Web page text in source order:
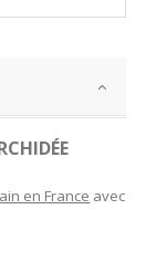
en France avec